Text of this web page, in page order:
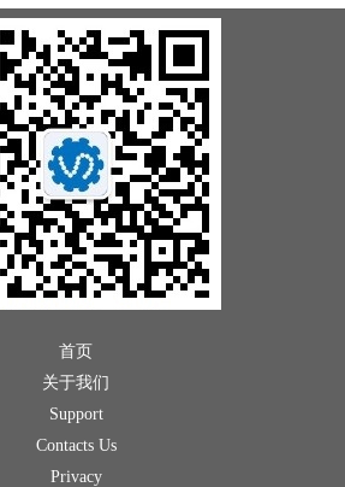
首页
关于我们
Support
Contacts Us
Privacy